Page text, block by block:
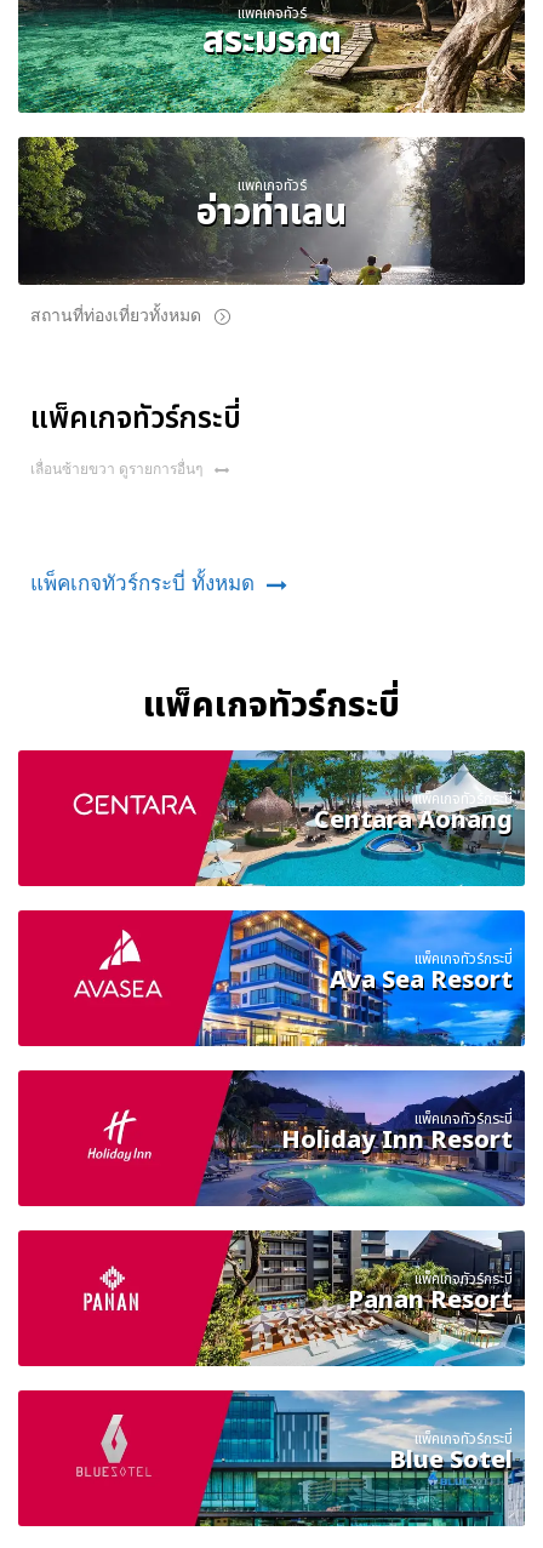
แพคเกจทัวร์
สระมรกต
แพคเกจทัวร์
อ่าวท่าเลน
สถานที่ท่องเที่ยวทั้งหมด
แพ็คเกจทัวร์กระบี่
เลื่อนซ้ายขวา ดูรายการอื่นๆ
แพ็คเกจทัวร์กระบี่ ทั้งหมด
แพ็คเกจทัวร์กระบี่
แพ็คเกจทัวร์กระบี่
Centara Aonang
แพ็คเกจทัวร์กระบี่
Ava Sea Resort
แพ็คเกจทัวร์กระบี่
Holiday Inn Resort
แพ็คเกจทัวร์กระบี่
Panan Resort
แพ็คเกจทัวร์กระบี่
Blue Sotel